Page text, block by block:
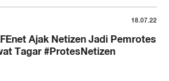
18.07.22
Ajak Netizen Jadi Pemrotes
Tagar #ProtesNetizen